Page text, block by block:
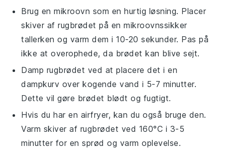
Brug enmikroovn som en hurtig løsning. Placer
skiver afrugbrødet på enmikroovnssikker
tallerken og varm dem i 10-20 sekunder. Pas på
ikke at overophede, da brødet kan blive sejt.
Damp rugbrødet ved at placere det i en
dampkurv over kogende vand i 5-7 minutter.
Dette vil gøre brødet blødt og fugtigt.
Hvis du har en airfryer, kan du også bruge den.
Varm skiver af rugbrødet ved 160°C i 3-5
minutter for en sprød og varm oplevelse.